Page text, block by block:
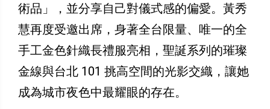
術品」，並分享自己對儀式感的偏愛。黃秀
慧再度受邀出席，身著全台限量、唯一的全
手工金色針織長禮服亮相，聖誕系列的璀璨
金線與台北 101 挑高空間的光影交織，讓她
成為城市夜色中最耀眼的存在。